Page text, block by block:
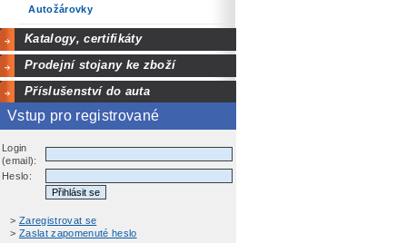
Autožárovky
Katalogy, certifikáty
Prodejní stojany ke zboží
Příslušenství do auta
Vstup pro registrované
Login
(email):
Heslo:
> Zaregistrovat se
> Zaslat zapomenuté heslo